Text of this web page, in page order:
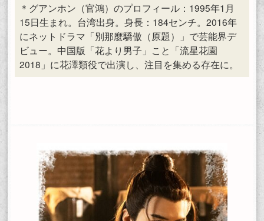
＊グアンホン（官鴻）のプロフィール：1995年1月
15日生まれ。台湾出身。身長：184センチ。2016年
にネットドラマ「別那麼驕傲（原題）」で芸能界デ
ビュー。中国版「花より男子」こと「流星花園
2018」に花澤類役で出演し、注目を集める存在に。